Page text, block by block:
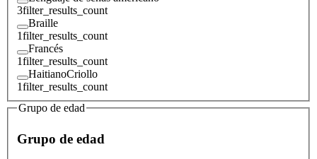
3filter_results_count
Braille
1filter_results_count
Francés
1filter_results_count
HaitianoCriollo
1filter_results_count
Grupo de edad
Grupo de edad